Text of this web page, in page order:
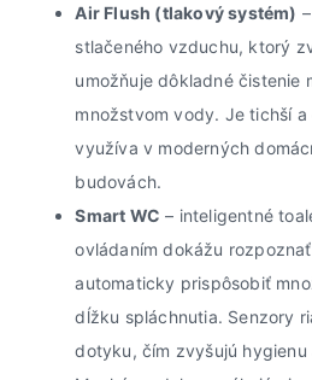
Air Flush (tlakový systém)
stlačeného vzduchu, ktorý
umožňuje dôkladné čistenie
množstvom vody. Je tichší
využíva v moderných
budovách.
Smart WC – inteligentné
ovládaním dokážu
automaticky prispôsobiť
dĺžku spláchnutia. Senzory
dotyku, čím zvyšujú